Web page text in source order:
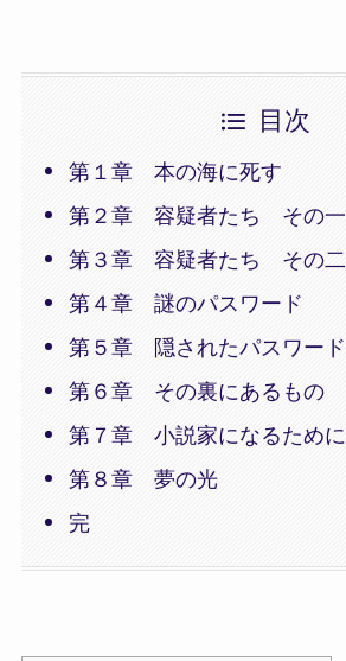
目次
第１章 本の海に死す
第２章 容疑者たち その一
第３章 容疑者たち その二
第４章 謎のパスワード
第５章 隠されたパスワード
第６章 その裏にあるもの
第７章 小説家になるために
第８章 夢の光
完